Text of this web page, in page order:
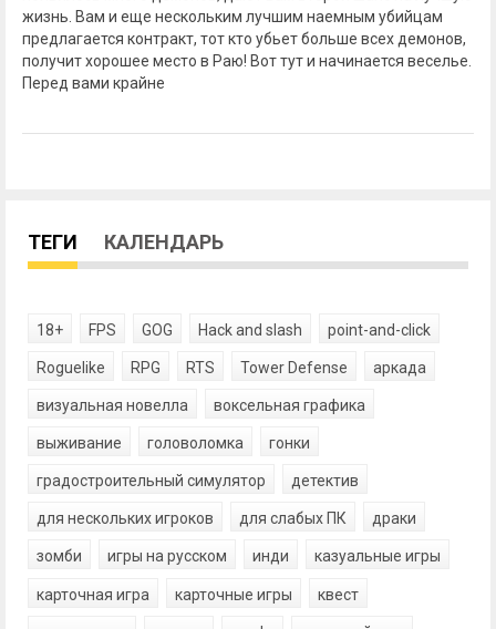
жизнь. Вам и еще нескольким лучшим наемным убийцам
предлагается контракт, тот кто убьет больше всех демонов,
получит хорошее место в Раю! Вот тут и начинается веселье.
Перед вами крайне
ТЕГИ КАЛЕНДАРЬ
18+ FPS GOG Hack and slash point-and-click
Roguelike RPG RTS Tower Defense аркада
визуальная новелла воксельная графика
выживание головоломка гонки
градостроительный симулятор детектив
для нескольких игроков для слабых ПК драки
зомби игры на русском инди казуальные игры
карточная игра карточные игры квест